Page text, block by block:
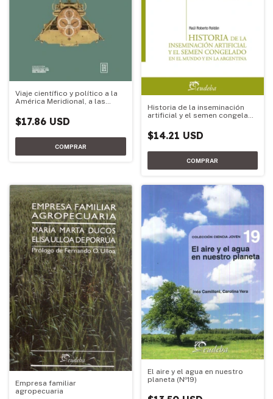
Viaje científico y político a la
América Meridional, a las
islas Mar
$17.86 USD
Historia de la inseminación
artificial y el semen congelado
$14.21 USD
Empresa familiar
agropecuaria
El aire y el agua en nuestro
planeta (Nº19)